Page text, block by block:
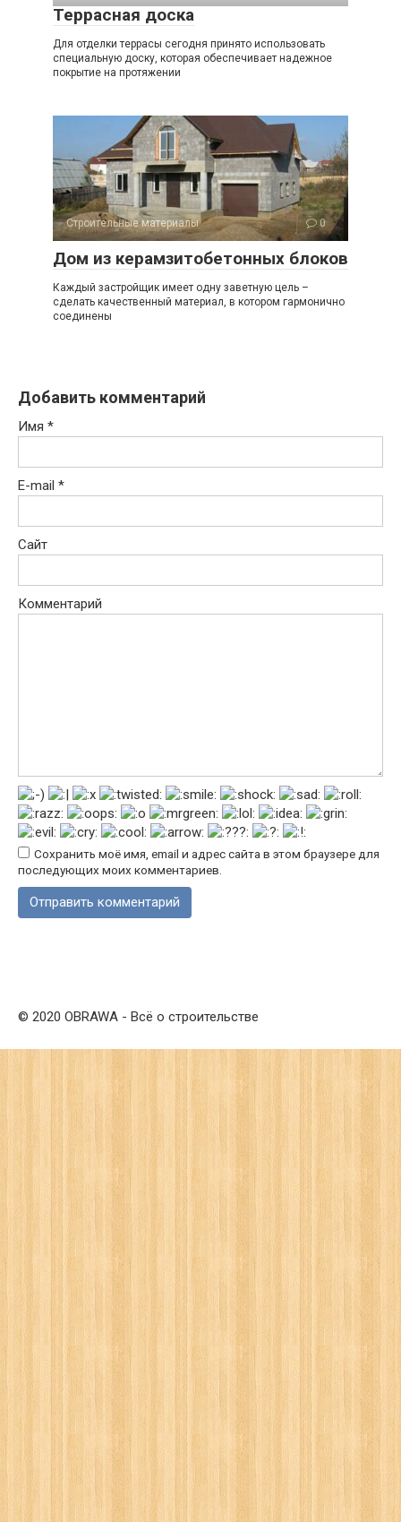
Террасная доска
Для отделки террасы сегодня принято использовать
специальную доску, которая обеспечивает надежное
покрытие на протяжении
Строительные материалы 0
Дом из керамзитобетонных блоков
Каждый застройщик имеет одну заветную цель –
сделать качественный материал, в котором гармонично
соединены
Добавить комментарий
Имя *
E-mail *
Сайт
Комментарий
Сохранить моё имя, email и адрес сайта в этом браузере для
последующих моих комментариев.
© 2020 OBRAWA - Всё о строительстве